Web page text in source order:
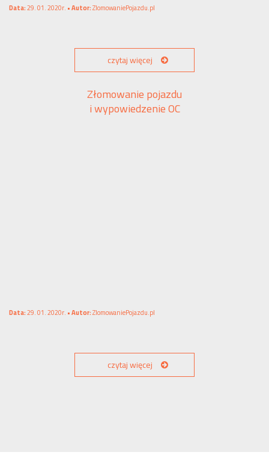
Data:29. 01. 2020r. •Autor:ZlomowaniePojazdu.pl
czytaj więcej
Złomowanie pojazdu
i wypowiedzenie OC
Data:29. 01. 2020r. •Autor:ZlomowaniePojazdu.pl
czytaj więcej